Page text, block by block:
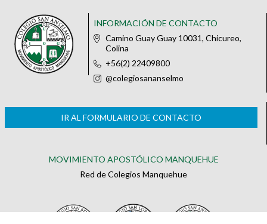
INFORMACIÓN DE CONTACTO
Camino Guay Guay 10031, Chicureo,
Colina
+56(2) 22409800
@colegiosananselmo
IR AL FORMULARIO DE CONTACTO
MOVIMIENTO APOSTÓLICO MANQUEHUE
Red de Colegios Manquehue